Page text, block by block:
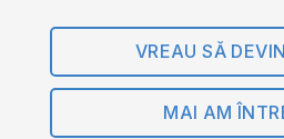
VREAU SĂ
MAI AM